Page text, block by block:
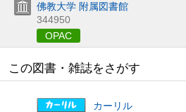
佛教大学 附属図書館
344950
OPAC
この図書・雑誌をさがす
カーリル